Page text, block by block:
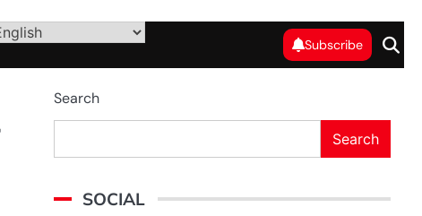
Subscribe
Search
Search
SOCIAL